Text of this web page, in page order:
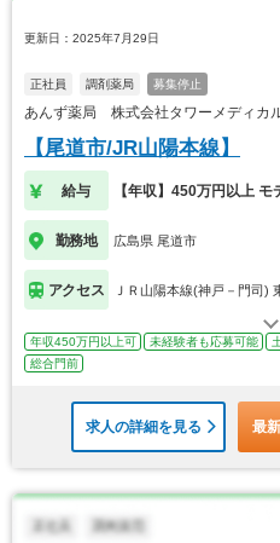
更新日：2025年7月29日
正社員 調剤薬局 募集停止
あんず薬局 株式会社タワーメディカ
【尾道市/JR山陽本線】
給与 【年収】450万円以上 モ
勤務地 広島県 尾道市
アクセス ＪＲ山陽本線(神戸－門司)
年収450万円以上可 未経験者も応募可能
総合門前
求人の詳細を見る 最